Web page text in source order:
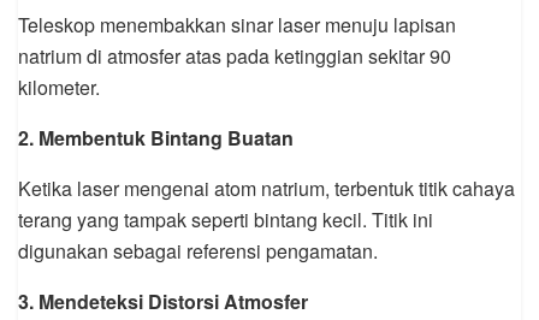
Teleskop menembakkan sinar laser menuju lapisan
natrium di atmosfer atas pada ketinggian sekitar 90
kilometer.
2. Membentuk Bintang Buatan
Ketika laser mengenai atom natrium, terbentuk titik cahaya
terang yang tampak seperti bintang kecil. Titik ini
digunakan sebagai referensi pengamatan.
3. Mendeteksi Distorsi Atmosfer